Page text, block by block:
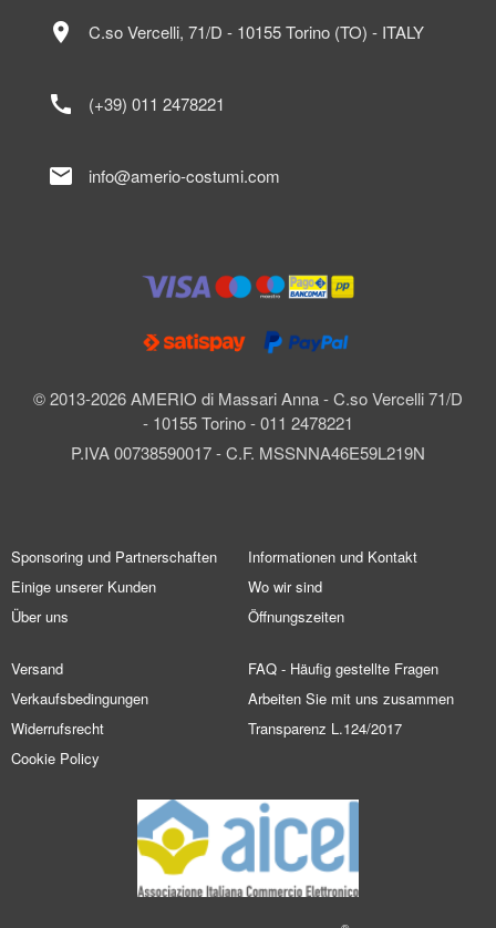
© 2013-2026 AMERIO di Massari Anna - C.so Vercelli 71/D
- 10155 Torino - 011 2478221
P.IVA 00738590017 - C.F. MSSNNA46E59L219N
location_on C.so Vercelli, 71/D - 10155 Torino (TO) - ITALY
call (+39) 011 2478221
mail info@amerio-costumi.com
Sponsoring und Partnerschaften
Einige unserer Kunden
Über uns
Informationen und Kontakt
Wo wir sind
Öffnungszeiten
Versand
Verkaufsbedingungen
Widerrufsrecht
Cookie Policy
FAQ - Häufig gestellte Fragen
Arbeiten Sie mit uns zusammen
Transparenz L.124/2017